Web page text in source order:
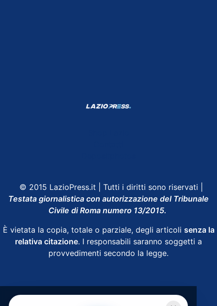
© 2015 LazioPress.it | Tutti i diritti sono riservati |
Testata giornalistica con autorizzazione del Tribunale
Civile di Roma numero 13/2015.
È vietata la copia, totale o parziale, degli articoli senza la
relativa citazione. I responsabili saranno soggetti a
provvedimenti secondo la legge.